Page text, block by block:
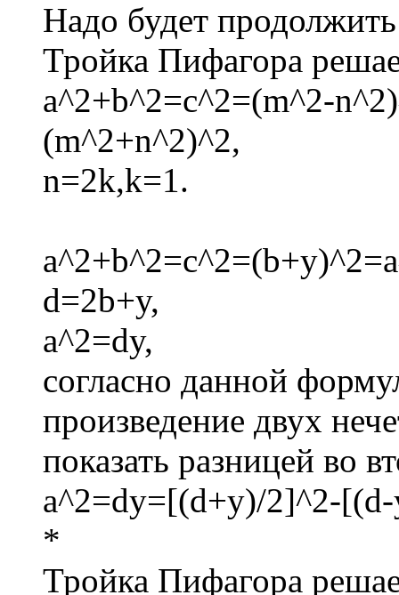
Надо будет
Тройка Пифагора
a^2+b^2=c^2=(m^2-
(m^2+n^2)^2,
n=2k,k=1.
d=2b+y,
a^2=dy,
согласно данной
произведение двух
показать разницей во
a^2=dy=[(d+y)/2]^2-
*
Тройка Пифагора